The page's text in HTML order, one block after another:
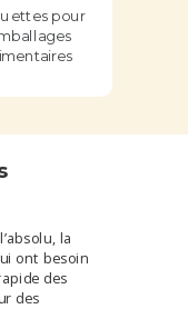
la
ont besoin
des
des
pour